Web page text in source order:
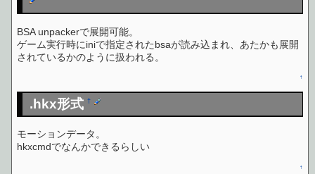
BSA unpackerで展開可能。
ゲーム実行時にiniで指定されたbsaが読み込まれ、あたかも展開
されているかのように扱われる。
↑
.hkx形式†
モーションデータ。
hkxcmdでなんかできるらしい
↑